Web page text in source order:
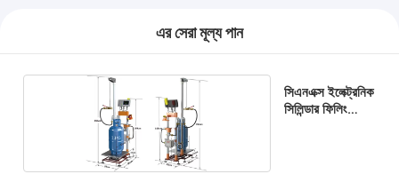
এর সেরা মূল্য পান
সিএনএক্স ইলেক্ট্রনিক
সিলিন্ডার ফিলিং